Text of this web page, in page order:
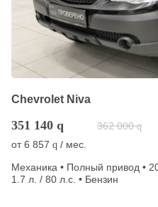
Chevrolet Niva
351 140 q 362 000 q
от6 857 q / мес.
Механика • Полный привод •
1.7 л. / 80 л.с. • Бензин